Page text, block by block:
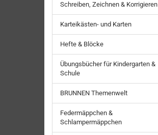
Schreiben, Zeichnen & Korrigieren
Karteikästen- und Karten
Hefte & Blöcke
Übungsbücher für Kindergarten &
Schule
BRUNNEN Themenwelt
Federmäppchen &
Schlampermäppchen